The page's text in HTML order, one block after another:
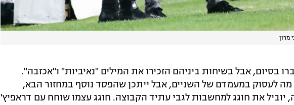
מרון
בסיום, אבל בשיחות ביניהם הזכירו את המילים "נאיביות" ו"אכזבה".
מה לעסוק במעמדם של השניים, אבל ייתכן שהפסד נוסף במחזור הבא,
יוביל את חוגג למחשבות לגבי עתיד הקבוצה. חוגג עצמו שוחח עם דראפיץ'